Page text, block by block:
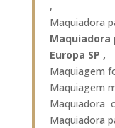
,
Maquiadora
Maquiadora
Europa SP ,
Maquiagem
Maquiagem
Maquiadora
Maquiadora